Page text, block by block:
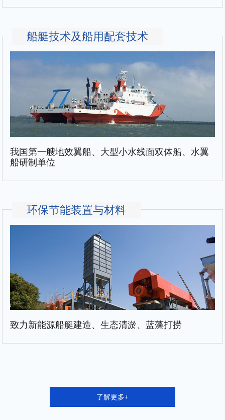
船艇技术及船用配套技术
我国第一艘地效翼船、大型小水线面双体船、水翼
船研制单位
环保节能装置与材料
致力新能源船艇建造、生态清淤、蓝藻打捞
了解更多+